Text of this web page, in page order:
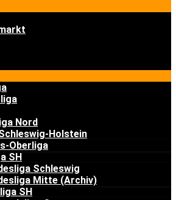
Nord
Holstein
Oberliga
SH
Schleswig
Mitte (Archiv)
SH